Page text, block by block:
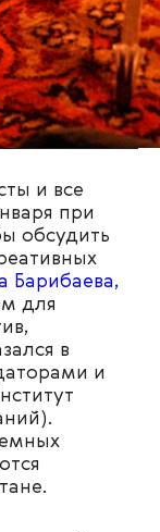
и все
при
обсудить
Барибаева,
для
в
и